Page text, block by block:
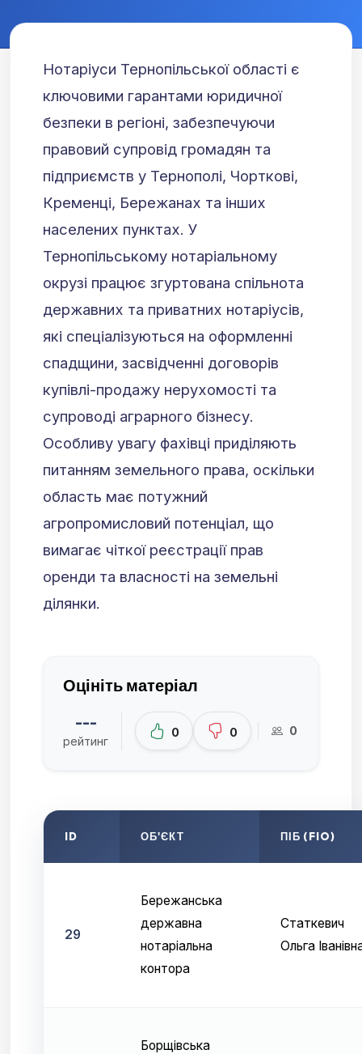
Нотаріуси Тернопільської області є
ключовими гарантами юридичної
безпеки в регіоні, забезпечуючи
правовий супровід громадян та
підприємств у Тернополі, Чорткові,
Кременці, Бережанах та інших
населених пунктах. У
Тернопільському нотаріальному
окрузі працює згуртована спільнота
державних та приватних нотаріусів,
які спеціалізуються на оформленні
спадщини, засвідченні договорів
купівлі-продажу нерухомості та
супроводі аграрного бізнесу.
Особливу увагу фахівці приділяють
питанням земельного права, оскільки
область має потужний
агропромисловий потенціал, що
вимагає чіткої реєстрації прав
оренди та власності на земельні
ділянки.
Оцініть матеріал
---
рейтинг
0 0 0
ID ОБ'ЄКТ ПІБ (FIO)
29
Бережанська
державна
нотаріальна
контора
Статкевич
Ольга
Борщівська